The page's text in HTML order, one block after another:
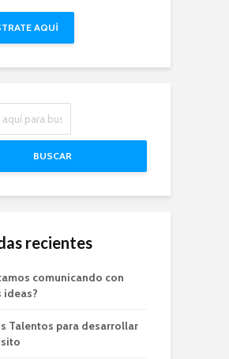
AQUÍ
BUSCAR
recientes
comunicando con
ideas?
Talentos para desarrollar